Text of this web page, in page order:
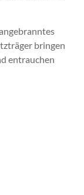
bringen
entrauchen